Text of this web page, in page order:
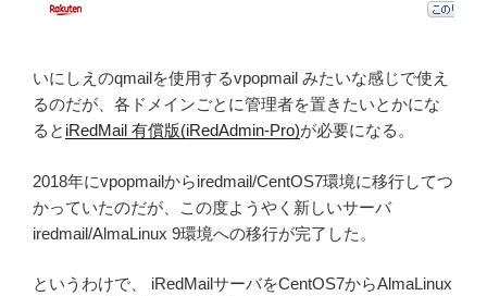
いにしえのqmailを使用するvpopmail みたいな感じで使え
るのだが、各ドメインごとに管理者を置きたいとかにな
ると iRedMail 有償版(iRedAdmin-Pro)が必要になる。
2018年にvpopmailからiredmail/CentOS7環境に移行してつ
かっていたのだが、この度ようやく新しいサーバ
iredmail/AlmaLinux 9環境への移行が完了した。
というわけで、 iRedMailサーバをCentOS7からAlmaLinux